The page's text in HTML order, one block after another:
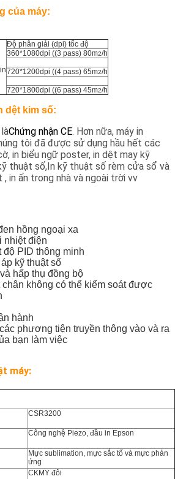
của máy:
Độ phân giải (dpi) tốc độ
360*1080dpi ((3 pass) 80m2/h
720*1200dpi ((4 pass) 65m2/h
720*1800dpi ((6 pass) 45m2/h
dệt kim số:
Chứng nhận CE. Hơn nữa, máy in
tôi đã được sử dụng hầu hết các
in biểu ngữ poster, in dệt may kỹ
thuật số,In kỹ thuật số rèm cửa sổ và
in ấn trong nhà và ngoài trời vv
hồng ngoại xa
nhiệt điện
độ PID thông minh
kỹ thuật số
hấp thụ đồng bộ
chân không có thể kiểm soát được
hành
phương tiện truyền thông vào và ra
bạn làm việc
máy:
CSR3200
Công nghệ Piezo, đầu in Epson
Mực sublimation, mực sắc tố và mực phản
ứng
CKMY đôi